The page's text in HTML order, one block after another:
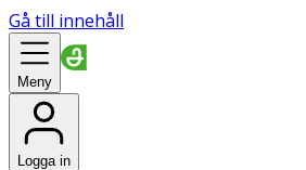
Gå till innehåll
Meny
Logga in